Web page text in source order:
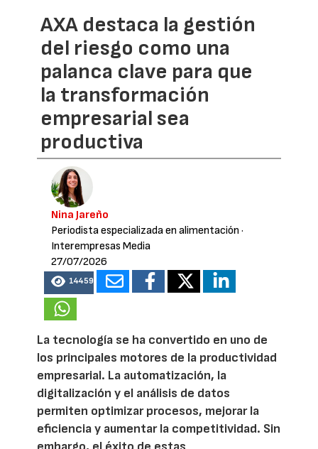
AXA destaca la gestión
del riesgo como una
palanca clave para que
la transformación
empresarial sea
productiva
Nina Jareño
Periodista especializada en alimentación ·
Interempresas Media
27/07/2026
14459
La tecnología se ha convertido en uno de
los principales motores de la productividad
empresarial. La automatización, la
digitalización y el análisis de datos
permiten optimizar procesos, mejorar la
eficiencia y aumentar la competitividad. Sin